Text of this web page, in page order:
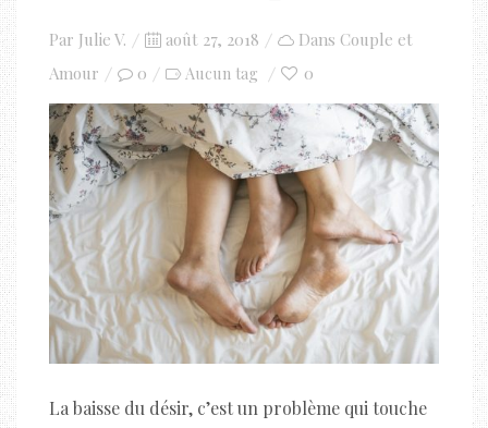
Par Julie V.
Posted
on
août 27, 2018 Dans Couple et
Amour
0 Aucun tag 0
La baisse du désir, c’est un problème qui touche